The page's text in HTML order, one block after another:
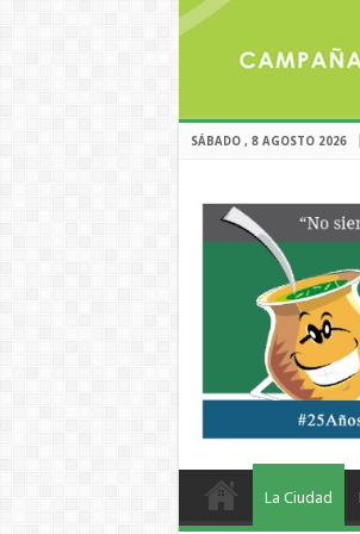
SÁBADO , 8 AGOSTO 2026
La Ciudad